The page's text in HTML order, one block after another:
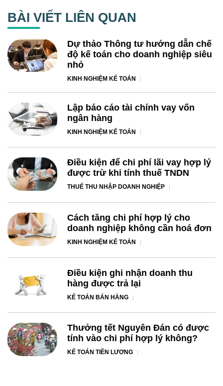
BÀI VIẾT LIÊN QUAN
Dự thảo Thông tư hướng dẫn chế
độ kế toán cho doanh nghiệp siêu
nhỏ
KINH NGHIỆM KẾ TOÁN
Lập báo cáo tài chính vay vốn
ngân hàng
KINH NGHIỆM KẾ TOÁN
Điều kiện để chi phí lãi vay hợp lý
được trừ khi tính thuế TNDN
THUẾ THU NHẬP DOANH NGHIỆP
Cách tăng chi phí hợp lý cho
doanh nghiệp không cần hoá đơn
KINH NGHIỆM KẾ TOÁN
Điều kiện ghi nhận doanh thu
hàng được trả lại
KẾ TOÁN BÁN HÀNG
Thưởng tết Nguyên Đán có được
tính vào chi phí hợp lý không?
KẾ TOÁN TIỀN LƯƠNG